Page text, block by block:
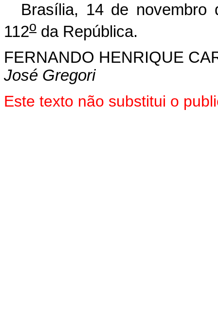
Brasília, 14 de novembro
112o da República.
FERNANDO HENRIQUE
José Gregori
Este texto não substitui o